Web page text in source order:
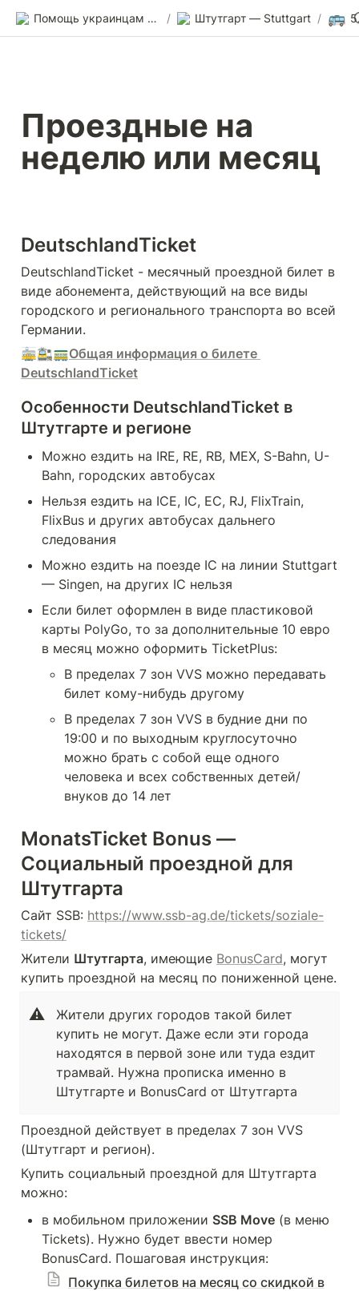
Помощь украинцам в Германии / Штутгарт — Stuttgart / 🚌
Проездные на
неделю или месяц
DeutschlandTicket
DeutschlandTicket - месячный проездной билет в
виде абонемента, действующий на все виды
городского и регионального транспорта во всей
Германии.
🚋🚉🚃Общая информация о билете
DeutschlandTicket
Особенности DeutschlandTicket в
Штутгарте и регионе
Можно ездить на IRE, RE, RB, MEX, S-Bahn, U-
Bahn, городских автобусах
Нельзя ездить на ICE, IC, EC, RJ, FlixTrain,
FlixBus и других автобусах дальнего
следования
Можно ездить на поезде IC на линии Stuttgart
— Singen, на других IC нельзя
Если билет оформлен в виде пластиковой
карты PolyGo, то за дополнительные 10 евро
в месяц можно оформить TicketPlus:
В пределах 7 зон VVS можно передавать
билет кому-нибудь другому
В пределах 7 зон VVS в будние дни по
19:00 и по выходным круглосуточно
можно брать с собой еще одного
человека и всех собственных детей/
внуков до 14 лет
MonatsTicket Bonus —
Социальный проездной для
Штутгарта
Сайт SSB: https://www.ssb-ag.de/tickets/soziale-
tickets/
Жители Штутгарта, имеющие BonusCard, могут
купить проездной на месяц по пониженной цене.
⚠️
Жители других городов такой билет
купить не могут. Даже если эти города
находятся в первой зоне или туда ездит
трамвай. Нужна прописка именно в
Штутгарте и BonusCard от Штутгарта
Проездной действует в пределах 7 зон VVS
(Штутгарт и регион).
Купить социальный проездной для Штутгарта
можно:
в мобильном приложении SSB Move (в меню
Tickets). Нужно будет ввести номер
BonusCard. Пошаговая инструкция:
Покупка билетов на месяц со скидкой в